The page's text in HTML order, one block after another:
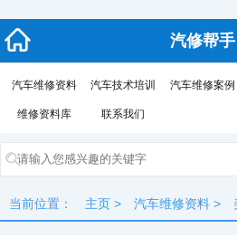
汽修帮手
汽车维修资料 汽车技术培训 汽车维修案例
维修资料库 联系我们
当前位置： 主页 > 汽车维修资料 >